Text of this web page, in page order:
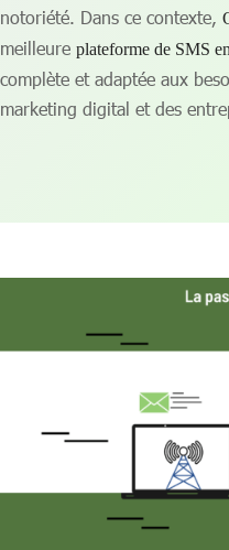
notoriété. Dans ce contexte,
meilleure plateforme de SMS
complète et adaptée aux
marketing digital et des